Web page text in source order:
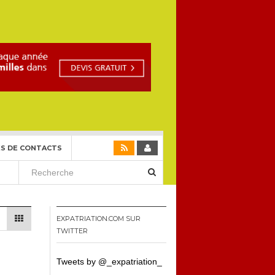
DE CONTACTS
EXPATRIATION.COM SUR
TWITTER
Tweets by @_expatriation_